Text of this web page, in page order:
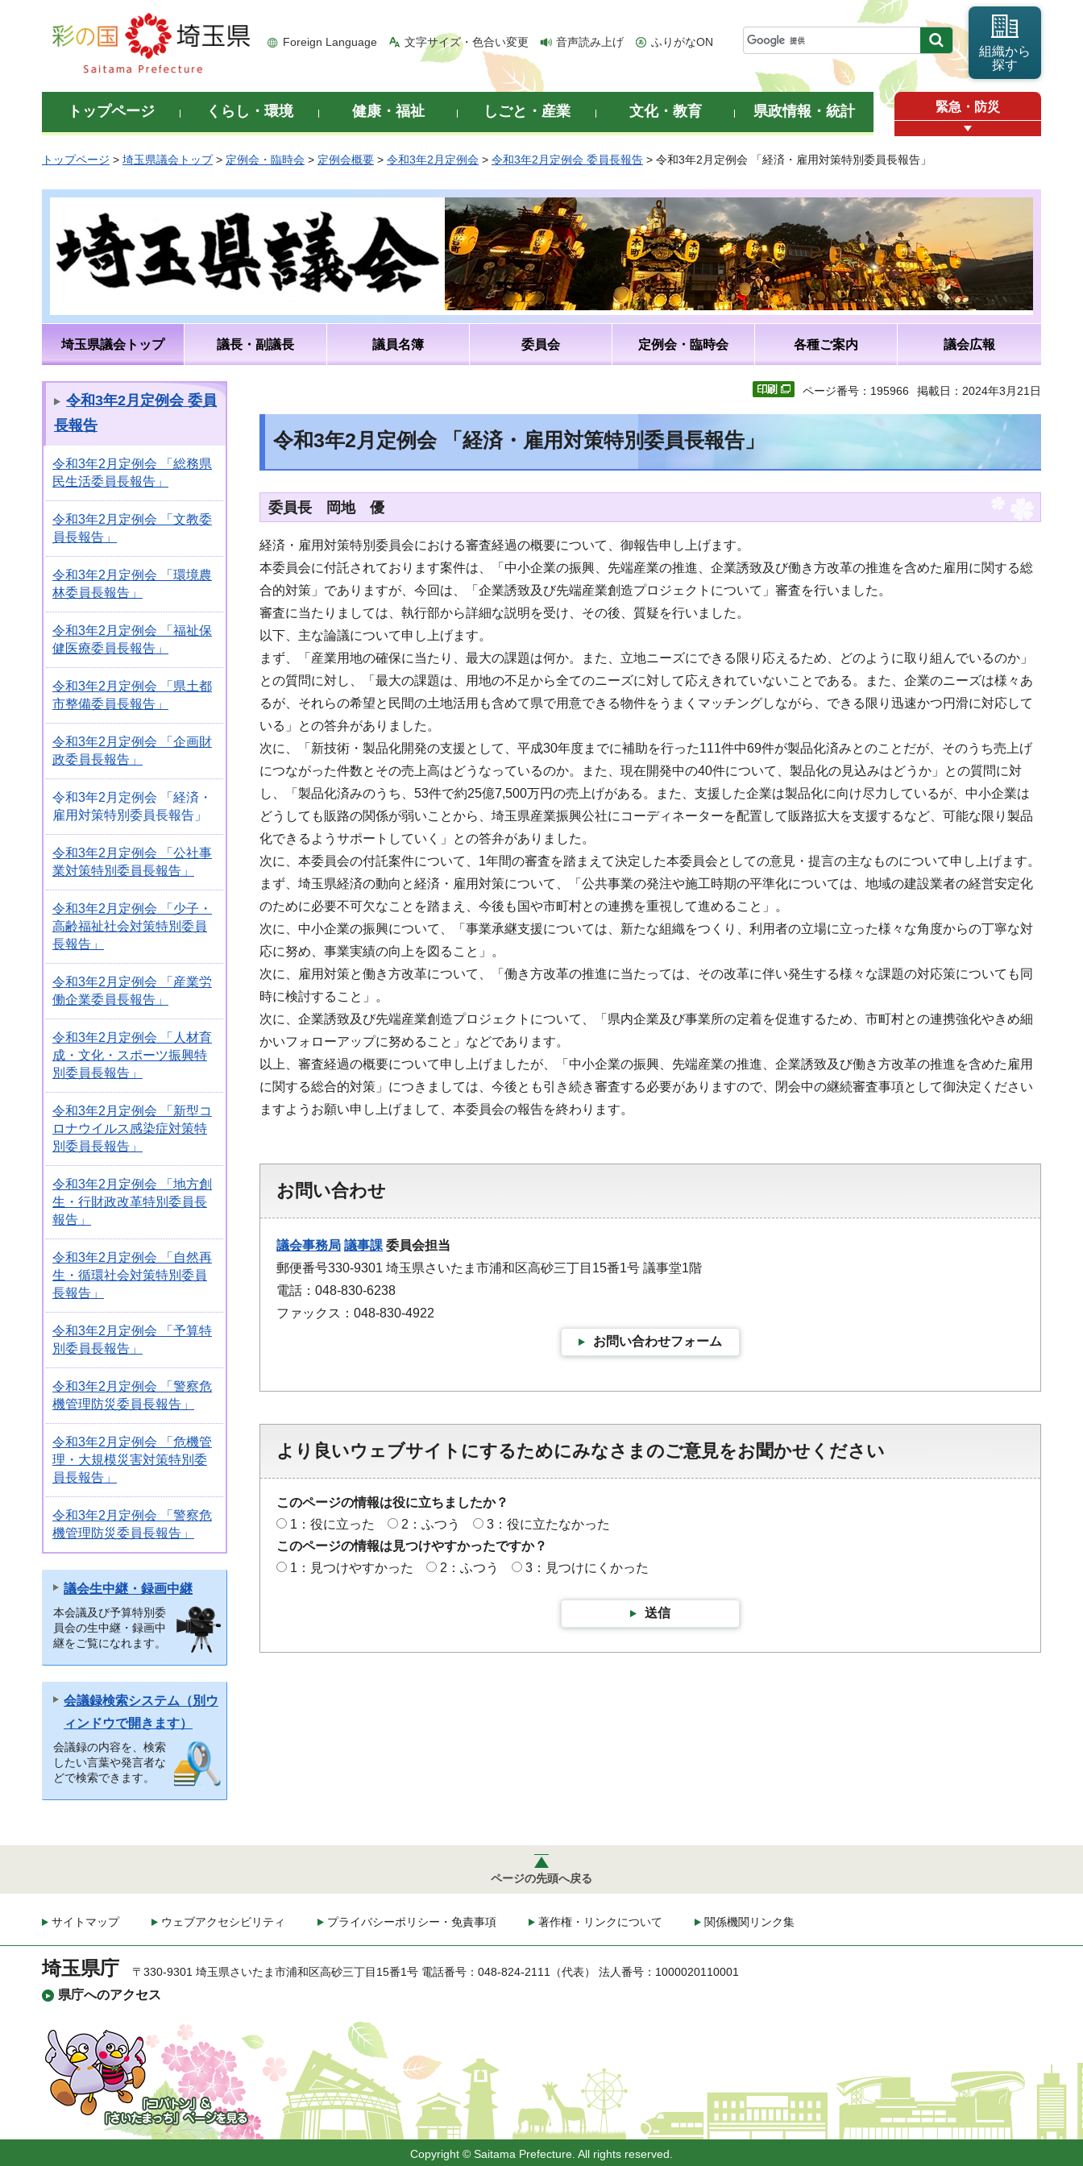
彩の国 埼玉県
Foreign Language 文字サイズ・色合い変更 音声読み上げ ふりがなON
組織から
探す
トップページ くらし・環境 健康・福祉 しごと・産業 文化・教育 県政情報・統計 緊急・防災
トップページ > 埼玉県議会トップ> 定例会・臨時会 > 定例会概要 > 令和3年2月定例会 > 令和3年2月定例会 委員長報告 > 令和3年2月定例会 「経済・雇用対策特別委員長報告」
埼玉県議会トップ 議長・副議長 議員名簿 委員会 定例会・臨時会 各種ご案内 議会広報
令和3年2月定例会 委員
長報告
令和3年2月定例会 「総務県
民生活委員長報告」
令和3年2月定例会 「文教委
員長報告」
令和3年2月定例会 「環境農
林委員長報告」
令和3年2月定例会 「福祉保
健医療委員長報告」
令和3年2月定例会 「県土都
市整備委員長報告」
令和3年2月定例会 「企画財
政委員長報告」
令和3年2月定例会 「経済・
雇用対策特別委員長報告」
令和3年2月定例会 「公社事
業対策特別委員長報告」
令和3年2月定例会 「少子・
高齢福祉社会対策特別委員
長報告」
令和3年2月定例会 「産業労
働企業委員長報告」
令和3年2月定例会 「人材育
成・文化・スポーツ振興特
別委員長報告」
令和3年2月定例会 「新型コ
ロナウイルス感染症対策特
別委員長報告」
令和3年2月定例会 「地方創
生・行財政改革特別委員長
報告」
令和3年2月定例会 「自然再
生・循環社会対策特別委員
長報告」
令和3年2月定例会 「予算特
別委員長報告」
令和3年2月定例会 「警察危
機管理防災委員長報告」
令和3年2月定例会 「危機管
理・大規模災害対策特別委
員長報告」
令和3年2月定例会 「警察危
機管理防災委員長報告」
議会生中継・録画中継
本会議及び予算特別委
員会の生中継・録画中
継をご覧になれます。
会議録検索システム（別ウ
ィンドウで開きます）
会議録の内容を、検索
したい言葉や発言者な
どで検索できます。
ページ番号：195966 掲載日：2024年3月21日
令和3年2月定例会 「経済・雇用対策特別委員長報告」
委員長 岡地 優
経済・雇用対策特別委員会における審査経過の概要について、御報告申し上げます。
本委員会に付託されております案件は、「中小企業の振興、先端産業の推進、企業誘致及び働き方改革の推進を含めた雇用に関する総
合的対策」でありますが、今回は、「企業誘致及び先端産業創造プロジェクトについて」審査を行いました。
審査に当たりましては、執行部から詳細な説明を受け、その後、質疑を行いました。
以下、主な論議について申し上げます。
まず、「産業用地の確保に当たり、最大の課題は何か。また、立地ニーズにできる限り応えるため、どのように取り組んでいるのか」
との質問に対し、「最大の課題は、用地の不足から全てのニーズに対して応えきれていないことである。また、企業のニーズは様々あ
るが、それらの希望と民間の土地活用も含めて県で用意できる物件をうまくマッチングしながら、できる限り迅速かつ円滑に対応して
いる」との答弁がありました。
次に、「新技術・製品化開発の支援として、平成30年度までに補助を行った111件中69件が製品化済みとのことだが、そのうち売上げ
につながった件数とその売上高はどうなっているのか。また、現在開発中の40件について、製品化の見込みはどうか」との質問に対
し、「製品化済みのうち、53件で約25億7,500万円の売上げがある。また、支援した企業は製品化に向け尽力しているが、中小企業は
どうしても販路の関係が弱いことから、埼玉県産業振興公社にコーディネーターを配置して販路拡大を支援するなど、可能な限り製品
化できるようサポートしていく」との答弁がありました。
次に、本委員会の付託案件について、1年間の審査を踏まえて決定した本委員会としての意見・提言の主なものについて申し上げます。
まず、埼玉県経済の動向と経済・雇用対策について、「公共事業の発注や施工時期の平準化については、地域の建設業者の経営安定化
のために必要不可欠なことを踏まえ、今後も国や市町村との連携を重視して進めること」。
次に、中小企業の振興について、「事業承継支援については、新たな組織をつくり、利用者の立場に立った様々な角度からの丁寧な対
応に努め、事業実績の向上を図ること」。
次に、雇用対策と働き方改革について、「働き方改革の推進に当たっては、その改革に伴い発生する様々な課題の対応策についても同
時に検討すること」。
次に、企業誘致及び先端産業創造プロジェクトについて、「県内企業及び事業所の定着を促進するため、市町村との連携強化やきめ細
かいフォローアップに努めること」などであります。
以上、審査経過の概要について申し上げましたが、「中小企業の振興、先端産業の推進、企業誘致及び働き方改革の推進を含めた雇用
に関する総合的対策」につきましては、今後とも引き続き審査する必要がありますので、閉会中の継続審査事項として御決定ください
ますようお願い申し上げまして、本委員会の報告を終わります。
お問い合わせ
議会事務局 議事課 委員会担当
郵便番号330-9301 埼玉県さいたま市浦和区高砂三丁目15番1号 議事堂1階
電話：048-830-6238
ファックス：048-830-4922
お問い合わせフォーム
より良いウェブサイトにするためにみなさまのご意見をお聞かせください
このページの情報は役に立ちましたか？
1：役に立った
2：ふつう
3：役に立たなかった
このページの情報は見つけやすかったですか？
1：見つけやすかった
2：ふつう 3：見つけにくかった
送信
ページの先頭へ戻る
サイトマップ ウェブアクセシビリティ プライバシーポリシー・免責事項 著作権・リンクについて 関係機関リンク集
埼玉県庁
県庁へのアクセス
〒330-9301 埼玉県さいたま市浦和区高砂三丁目15番1号 電話番号：048-824-2111（代表） 法人番号：1000020110001
「コバトン」&「さいた
まっち」
Copyright © Saitama Prefecture. All rights reserved.